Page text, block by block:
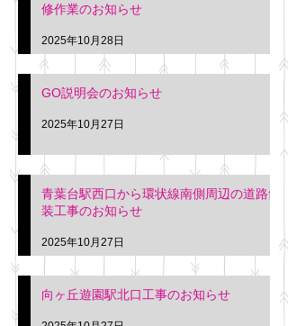
修作業のお知らせ
2025年10月28日
GO説明会のお知らせ
2025年10月27日
青葉台駅西口から環状線南側周辺の道路舗
装工事のお知らせ
2025年10月27日
向ヶ丘遊園駅北口工事のお知らせ